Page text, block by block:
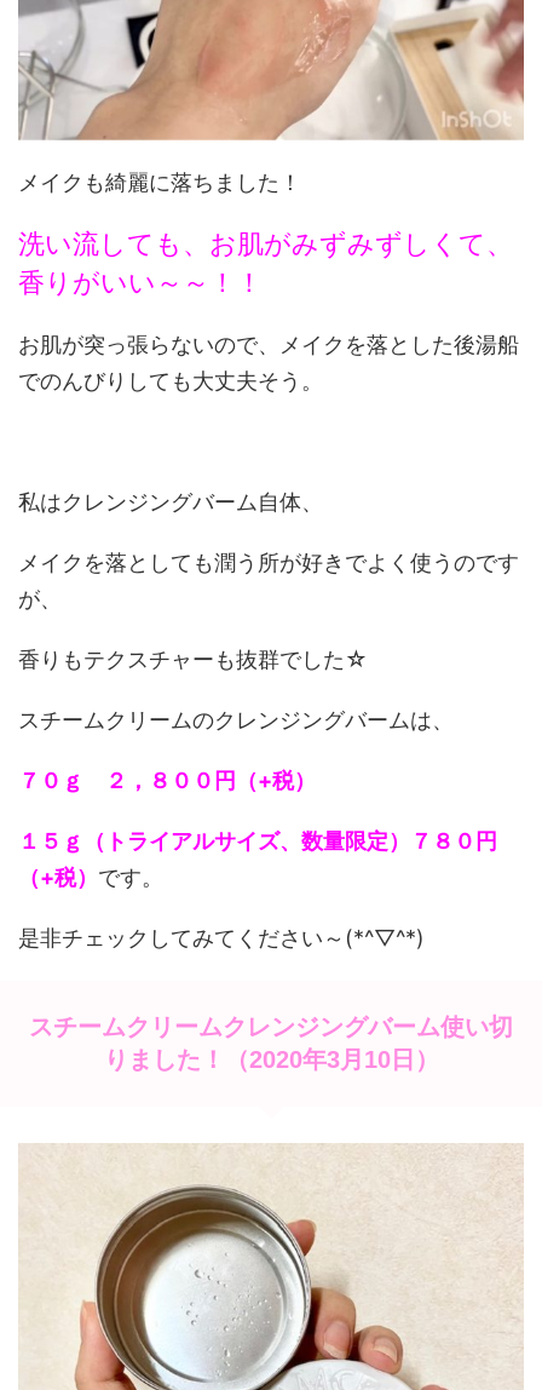
メイクも綺麗に落ちました！
洗い流しても、お肌がみずみずしくて、
香りがいい～～！！
お肌が突っ張らないので、メイクを落とした後湯船
でのんびりしても大丈夫そう。
私はクレンジングバーム自体、
メイクを落としても潤う所が好きでよく使うのです
が、
香りもテクスチャーも抜群でした☆
スチームクリームのクレンジングバームは、
７０ｇ ２，８００円（+税）
１５ｇ（トライアルサイズ、数量限定）７８０円
（+税） です。
是非チェックしてみてください～(*^▽^*)
スチームクリームクレンジングバーム使い切
りました！（2020年3月10日）